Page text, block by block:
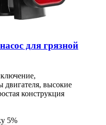
для грязной
двигателя, высокие
конструкция
5%